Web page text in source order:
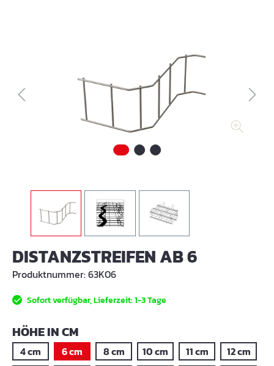
DISTANZSTREIFEN AB 6
Produktnummer:63K06
Sofort verfügbar, Lieferzeit: 1-3 Tage
HÖHE IN CMAUSWÄHLEN
4 cm 6 cm 8 cm 10 cm 11 cm
12 cm